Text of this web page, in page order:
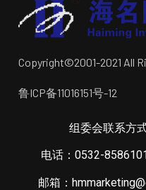
Copyright©2001-2021 All
鲁ICP备11016151号-12
组委会联系方
电话：0532-
邮箱：